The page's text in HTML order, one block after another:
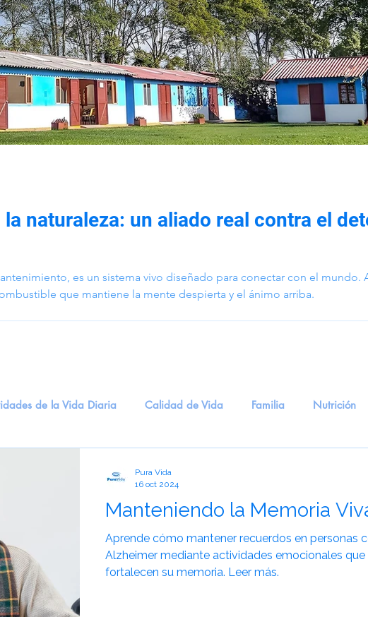
naturaleza: un aliado real contra el
es un sistema vivo diseñado para conectar con el mundo.
que mantiene la mente despierta y el ánimo arriba.
de la Vida Diaria Calidad de Vida Familia Nutrición
EstimulaciónSensorial TerapiasSensoriales
eneficios del Humor en la Salud Men Salud Mental
Manteniendo la Memoria
Aprende cómo mantener recuerdos en personas
Alzheimer mediante actividades emocionales que
fortalecen su memoria. Leer más.
Pura Vida
16 oct 2024